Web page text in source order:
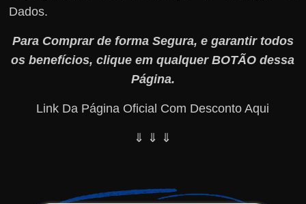
Dados.
Para Comprar de forma Segura, e garantir todos
os benefícios, clique em qualquer BOTÃO dessa
Página.
Link Da Página Oficial Com Desconto Aqui
⇓ ⇓ ⇓